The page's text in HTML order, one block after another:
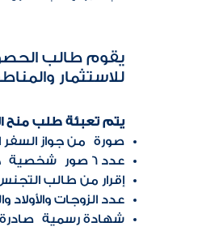
يقوم طالب
للاستثمار والمناطق الحرة –الدور الأول- 3
يتم تعبئة طلب منح
صورة من جواز السفر
عدد 6 صور شخصية حديثة.
إقرار من طالب
عدد الزوجات
شهادة رسمية صادرة